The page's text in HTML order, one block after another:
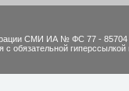
СМИ ИА № ФС 77 - 85704
обязательной гиперссылкой